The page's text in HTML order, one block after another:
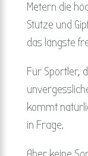
Metern die
Stütze und
das längste
Für Sportler,
kommt
in Frage.